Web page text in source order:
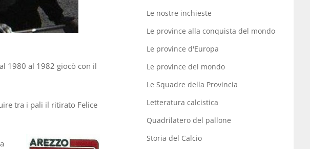
1980 al 1982 giocò con il
tra i pali il ritirato Felice
Le nostre inchieste
Le province alla conquista del mondo
Le province d'Europa
Le province del mondo
Le Squadre della Provincia
Letteratura calcistica
Quadrilatero del pallone
Storia del Calcio